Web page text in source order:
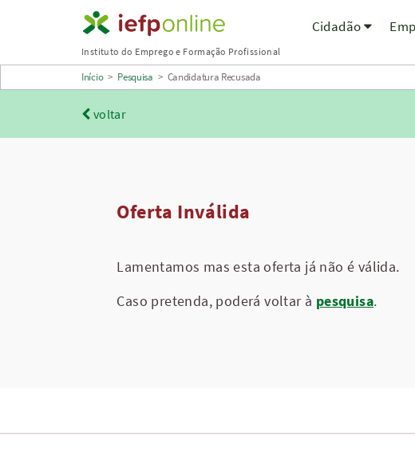
Instituto do Emprego e Formação Profissional
Cidadão
Início > Pesquisa > Candidatura Recusada
voltar
Oferta Inválida
Lamentamos mas esta oferta já não é válida.
Caso pretenda, poderá voltar à pesquisa.